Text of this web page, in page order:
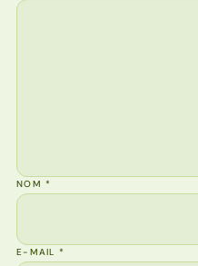
NOM*
E-MAIL*